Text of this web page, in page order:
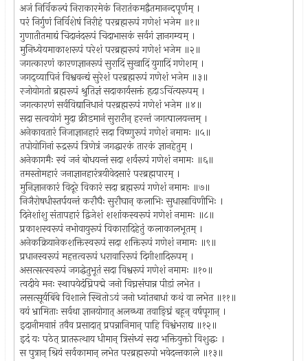
अजं निर्विकल्पं निराकारमेकं निरातंकमद्वैतमानन्दपूर्णम् ।
परं निर्गुणं निर्विशेषं निरीहं परब्रह्मरूपं गणेशं भजेम ॥१॥
गुणातीतमाद्यं चिदानंदरूपं चिदाभासकं सर्वगं ज्ञानगम्यम् ।
मुनिध्येयमाकाशरूपं परेशं परब्रह्मरूपं गणेशं भजेम ॥२॥
जगत्कारणं कारणज्ञानरूपं सुरादिं सुखादिं युगादिं गणेशम् ।
जगद्व्यापिनं विश्ववन्द्यं सुरेशं परब्रह्मरूपं गणेशं भजेम ॥३॥
रजोयोगतो ब्रह्मरूपं श्रुतिज्ञं सदाकार्यसक्तं हृदाऽचिंत्यरूपम् ।
जगत्कारणं सर्वविद्यानिधानं परब्रह्मरूपं गणेशं भजेम ॥४॥
सदा सत्वयोगं मुदा क्रीडमानं सुरारीन् हरन्तं जगत्पालयन्तम् ।
अनेकावतारं निजाज्ञानहारं सदा विष्णुरूपं गणेशं नमामः ॥५॥
तपोयोगिनां रुद्ररूपं त्रिणेत्रं जगद्धारकं तारकं ज्ञानहेतुम् ।
अनेकागमैः स्वं जनं बोधयन्तं सदा शर्वरूपं गणेशं नमामः ॥६॥
तमस्तोमहारं जनाज्ञानहारंत्रयीवेदसारं परब्रह्मपारम् ।
मुनिज्ञानकारं विदूरे विकारं सदा ब्रह्मरूपं गणेशं नमामः ॥७॥
निजैरोषधीस्तर्पयन्तं करौघैः सुरौघान् कलाभिः सुधास्राविणीभिः ।
दिनेशांशु संतापहारं द्विजेशं शशांकस्वरूपं गणेशं नमामः ॥८॥
प्रकाशस्वरूपं नभोवायुरूपं विकारादिहेतुं कलाकालभूतम् ।
अनेकक्रियानेकशक्तिस्वरूपं सदा शक्तिरूपं गणेशं नमामः ॥९॥
प्रधानस्वरूपं महत्तत्वरूपं धरावारिरूपं दिगीशादिरूपम् ।
असत्सत्स्वरूपं जगद्धेतुभूतं सदा विश्वरूपं गणेशं नमामः ॥१०॥
त्वदीये मनः स्थापयेदंघ्रिपद्मे जनो विघ्नसंघान्न पीडां लभेत ।
लसत्सूर्यबिंबे विशाले स्थितोऽयं जनो ध्वांतबाधां कथं वा लभेत ॥११॥
वयं भ्रामिताः सर्वथा ज्ञानयोगात् अलब्ध्वा तवाङ्घ्रिं बहून् वर्षपूगान् ।
इदानीमवाप्तं तवैव प्रसादात् प्रपन्नानिमान् पाहि विश्वंभराद्य ॥१२॥
इदं यः पठेत् प्रातरुत्थाय धीमान् त्रिसंध्यं सदा भक्तियुक्तो विशुद्धः ।
स पुत्रान् श्रियं सर्वकामान् लभेत परब्रह्मरूपो भवेदन्तकाले ॥१३॥